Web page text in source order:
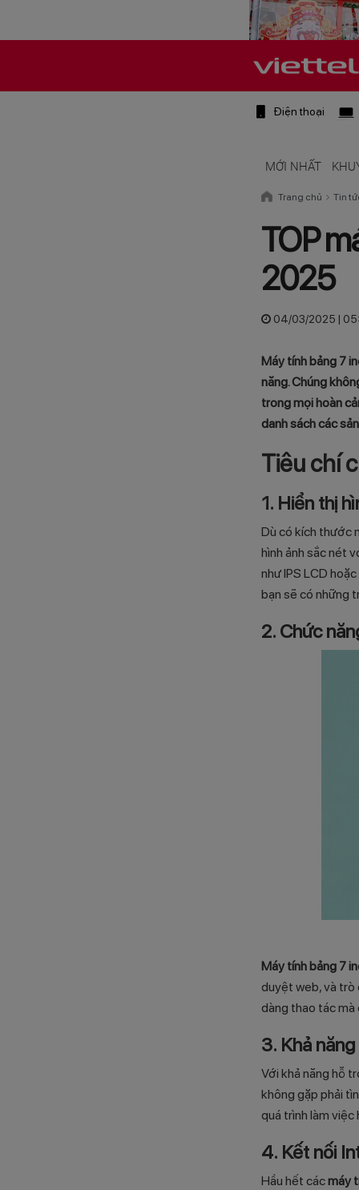
Điện thoại
MỚI NHẤT
Trang chủ Tin
TOP
2025
04/03/2025 |
Máy tính bảng 7
năng. Chúng
trong mọi hoàn
danh sách các
Tiêu chí
1. Hiển thị
Dù có kích thước
hình ảnh sắc nét
như IPS LCD
bạn sẽ có những
2. Chức
Máy tính bảng 7
duyệt web, và trò
dàng thao tác mà
3. Khả
Với khả năng hỗ
không gặp phải
quá trình làm việc
4. Kết nối
Hầu hết cácmáy